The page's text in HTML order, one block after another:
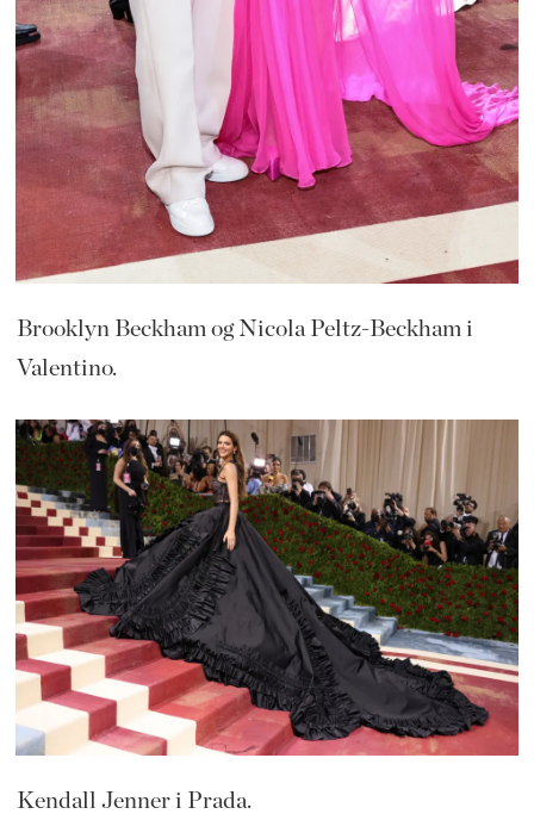
Brooklyn Beckham og Nicola Peltz-Beckham i
Valentino.
Kendall Jenner i Prada.